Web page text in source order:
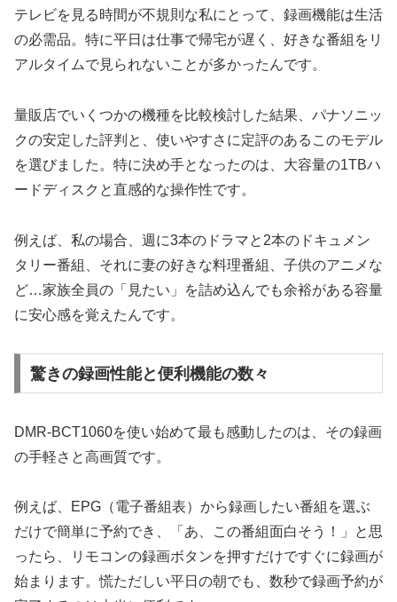
テレビを見る時間が不規則な私にとって、録画機能は生活
の必需品。特に平日は仕事で帰宅が遅く、好きな番組をリ
アルタイムで見られないことが多かったんです。
量販店でいくつかの機種を比較検討した結果、パナソニッ
クの安定した評判と、使いやすさに定評のあるこのモデル
を選びました。特に決め手となったのは、大容量の1TBハ
ードディスクと直感的な操作性です。
例えば、私の場合、週に3本のドラマと2本のドキュメン
タリー番組、それに妻の好きな料理番組、子供のアニメな
ど…家族全員の「見たい」を詰め込んでも余裕がある容量
に安心感を覚えたんです。
驚きの録画性能と便利機能の数々
DMR-BCT1060を使い始めて最も感動したのは、その録画
の手軽さと高画質です。
例えば、EPG（電子番組表）から録画したい番組を選ぶ
だけで簡単に予約でき、「あ、この番組面白そう！」と思
ったら、リモコンの録画ボタンを押すだけですぐに録画が
始まります。慌ただしい平日の朝でも、数秒で録画予約が